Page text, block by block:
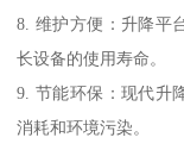
8. 维护方便：升降平
长设备的使用寿命。
9. 节能环保：现代升
消耗和环境污染。